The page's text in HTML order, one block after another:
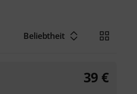
Beliebtheit
39 €